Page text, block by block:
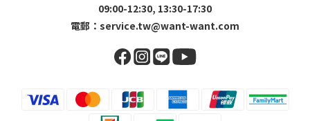
09:00-12:30, 13:30-17:30
電郵： service.tw@want-want.com